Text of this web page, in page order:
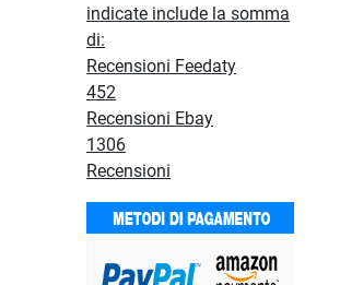
indicate include la somma
di:
Recensioni Feedaty
452
Recensioni Ebay
1306
Recensioni